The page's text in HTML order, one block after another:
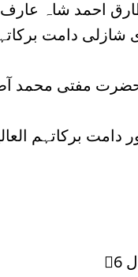
احمد شاہ
دامت برکاتہم
حضرت مفتی محمد
برکاتہم